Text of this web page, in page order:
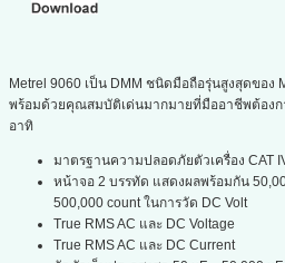
Metrel 9060 เป็น DMM ชนิดมือถือรุ่นสูงสุดของ
พร้อมด้วยคุณสมบัติเด่นมากมายที่มืออาชีพต้องก
อาทิ
มาตรฐานความปลอดภัยตัวเครื่อง CAT
หน้าจอ 2 บรรทัด แสดงผลพร้อมกัน
500,000 count ในการวัด DC Volt
True RMS AC และ DC Voltage
True RMS AC และ DC Current